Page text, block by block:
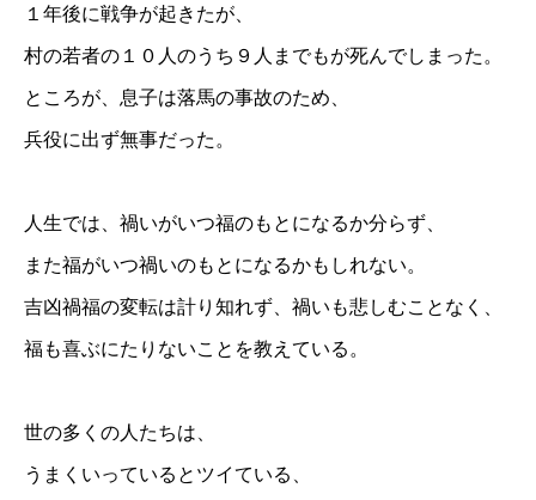
１年後に戦争が起きたが、
村の若者の１０人のうち９人までもが死んでしまった。
ところが、息子は落馬の事故のため、
兵役に出ず無事だった。
人生では、禍いがいつ福のもとになるか分らず、
また福がいつ禍いのもとになるかもしれない。
吉凶禍福の変転は計り知れず、禍いも悲しむことなく、
福も喜ぶにたりないことを教えている。
世の多くの人たちは、
うまくいっているとツイている、